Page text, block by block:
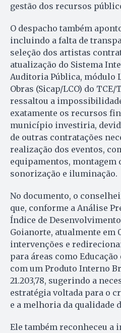
gestão dos recursos
O despacho também
incluindo a falta de
seleção dos artistas
atualização do Sistema
Auditoria Pública, módulo
Obras (Sicap/LCO) do
ressaltou a
exatamente os recursos
município investiria,
de outras contratações
realização dos eventos,
equipamentos, montagem
sonorização e iluminação.
No documento, o
que, conforme a Análise
Índice de
Goianorte, atualmente em
intervenções e
para áreas como Educação
com um Produto Interno
21.203,78, sugerindo a
estratégia voltada para o
e a melhoria da qualidade
Ele também reconheceu a